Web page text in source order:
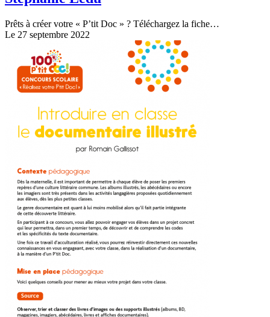
Prêts à créer votre « P’tit Doc » ? Téléchargez la fiche…
Le 27 septembre 2022